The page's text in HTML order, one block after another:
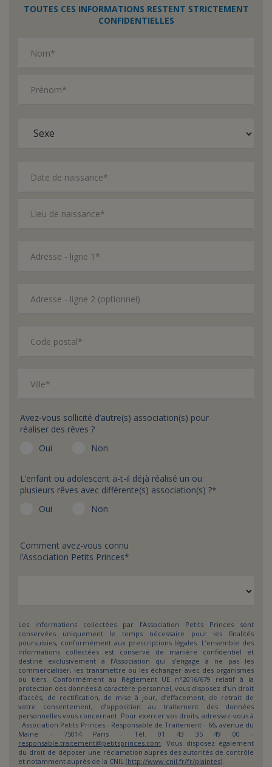
TOUTES CES INFORMATIONS RESTENT STRICTEMENT
CONFIDENTIELLES
Nom*
Prénom*
Date de naissance*
Lieu de naissance*
Adresse - ligne 1*
Adresse - ligne 2 (optionnel)
Code postal*
Ville*
Avez-vous sollicité d’autre(s) association(s) pour
réaliser des rêves ?
Oui
Non
L’enfant ou adolescent a-t-il déjà réalisé un ou
plusieurs rêves avec différente(s) association(s) ?*
Oui
Non
Comment avez-vous connu
l’Association Petits Princes*
Les informations collectées par l’Association Petits Princes sont
conservées uniquement le temps nécessaire pour les finalités
poursuivies, conformément aux prescriptions légales. L’ensemble des
informations collectées est conservé de manière confidentiel et
destiné exclusivement à l’Association qui s’engage à ne pas les
commercialiser, les transmettre ou les échanger avec des organismes
ou tiers. Conformément au Règlement UE n°2016/679 relatif à la
protection des données à caractère personnel, vous disposez d’un droit
d’accès, de rectification, de mise à jour, d’effacement, de retrait de
votre consentement, d’opposition au traitement des données
personnelles vous concernant. Pour exercer vos droits, adressez-vous à
: Association Petits Princes - Responsable de Traitement - 66, avenue du
Maine - 75014 Paris - Tél. 01 43 35 49 00 -
responsable.traitement@petitsprinces.com. Vous disposez également
du droit de déposer une réclamation auprès des autorités de contrôle
et notamment auprès de la CNIL (http://www.cnil.fr/fr/plaintes).